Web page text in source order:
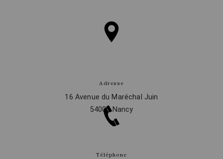
Adresse
16 Avenue du Maréchal Juin
54000 Nancy
Téléphone